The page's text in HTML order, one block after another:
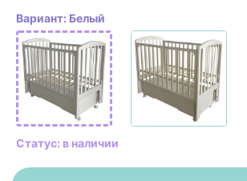
Вариант: Белый
Статус: в наличии